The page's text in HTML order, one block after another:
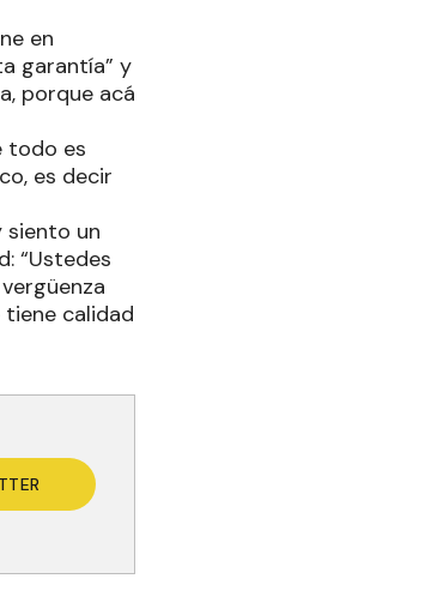
en
garantía” y
porque acá
todo es
es decir
siento un
“Ustedes
calidad